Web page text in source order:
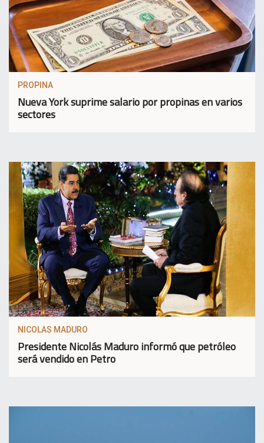
PROPINA
Nueva York suprime salario por propinas en varios
sectores
NICOLAS MADURO
Presidente Nicolás Maduro informó que petróleo
será vendido en Petro